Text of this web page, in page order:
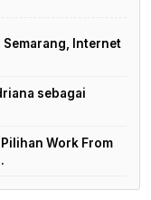
Semarang, Internet
sebagai
Work From